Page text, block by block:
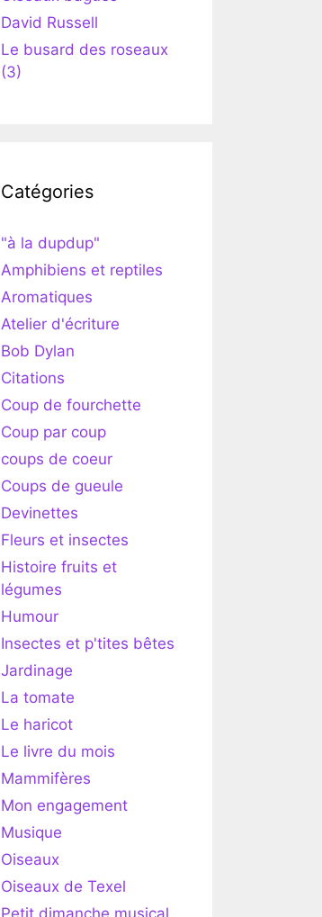
David Russell
Le busard des roseaux
(3)
Catégories
"à la dupdup"
Amphibiens et reptiles
Aromatiques
Atelier d'écriture
Bob Dylan
Citations
Coup de fourchette
Coup par coup
coups de coeur
Coups de gueule
Devinettes
Fleurs et insectes
Histoire fruits et
légumes
Humour
Insectes et p'tites bêtes
Jardinage
La tomate
Le haricot
Le livre du mois
Mammifères
Mon engagement
Musique
Oiseaux
Oiseaux de Texel
Petit dimanche musical